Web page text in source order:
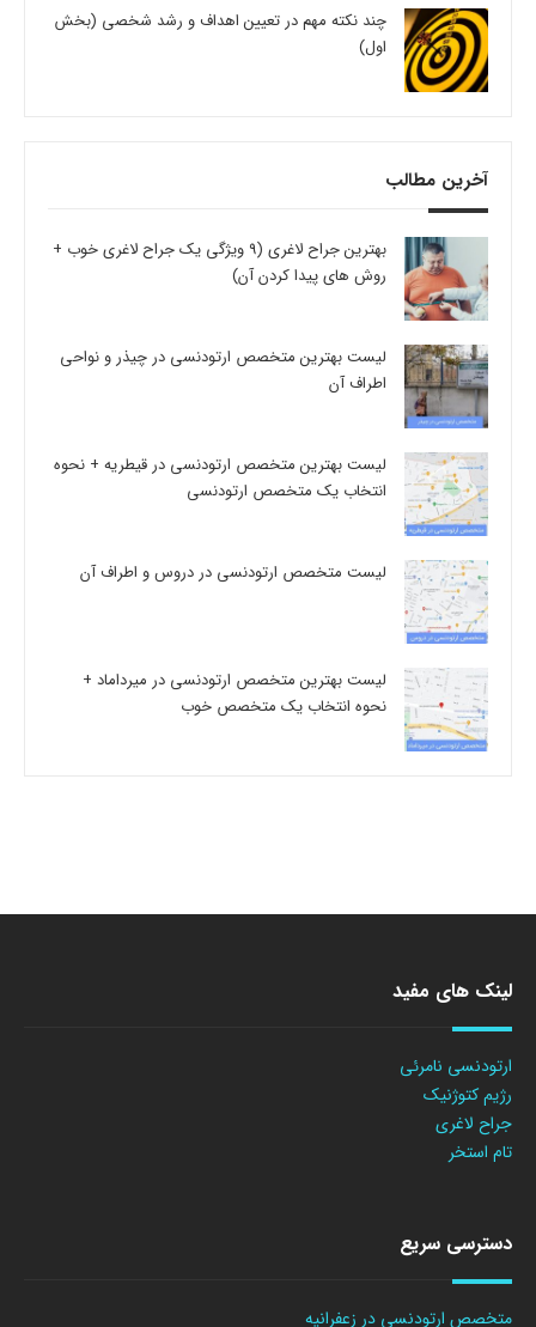
چند نکته مهم در تعیین اهداف و رشد شخصی (بخش
اول)
آخرین مطالب
بهترین جراح لاغری (9 ویژگی یک جراح لاغری خوب +
روش های پیدا کردن آن)
لیست بهترین متخصص ارتودنسی در چیذر و نواحی
اطراف آن
لیست بهترین متخصص ارتودنسی در قیطریه + نحوه
انتخاب یک متخصص ارتودنسی
لیست متخصص ارتودنسی در دروس و اطراف آن
لیست بهترین متخصص ارتودنسی در میرداماد +
نحوه انتخاب یک متخصص خوب
لینک های مفید
ارتودنسی نامرئی
رژیم کتوژنیک
جراح لاغری
تام استخر
دسترسی سریع
متخصص ارتودنسی در زعفرانیه